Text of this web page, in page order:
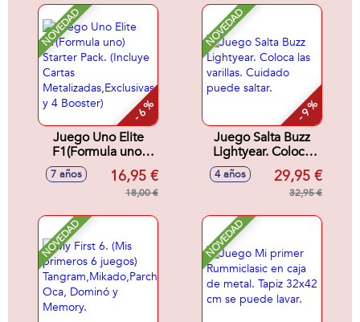
NOVEDAD
- 6 %
Juego Uno Elite
F1(Formula uno)
Starter Pack.
(Incluye Cartas
Metalizadas,Exclusivas
7 años 16,95 €
18,00 €
NOVEDAD
- 9 %
Juego Salta Buzz
Lightyear. Coloca
las varillas. Cuidado
puede saltar.
4 años 29,95 €
32,95 €
NOVEDAD NOVEDAD